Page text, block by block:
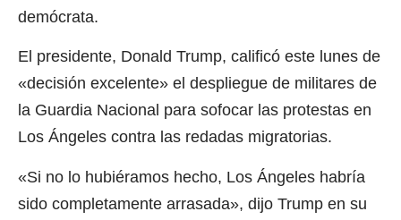
demócrata.
El presidente, Donald Trump, calificó este lunes de
«decisión excelente» el despliegue de militares de
la Guardia Nacional para sofocar las protestas en
Los Ángeles contra las redadas migratorias.
«Si no lo hubiéramos hecho, Los Ángeles habría
sido completamente arrasada», dijo Trump en su